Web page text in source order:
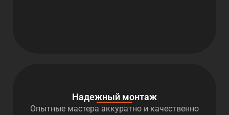
Надежный монтаж
Опытные мастера аккуратно и качественно